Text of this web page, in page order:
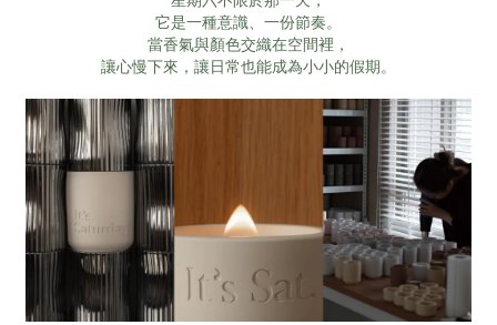
它是一種意識、一份節奏。
當香氣與顏色交織在空間裡，
讓心慢下來，讓日常也能成為小小的假期。